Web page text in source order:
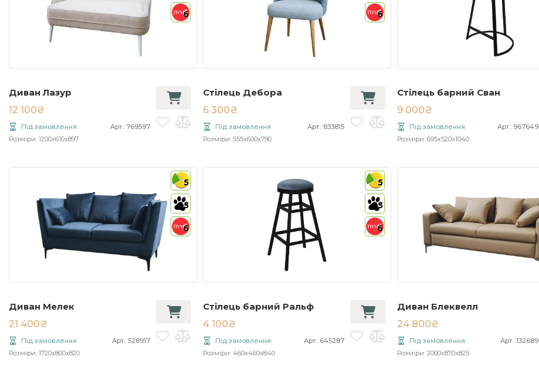
6
Диван Лазур
12 100₴
Арт.: 769597
Під замовлення
Розміри: 1200x610x897
6
Стілець Дебора
6 300₴
Арт.: 833815
Під замовлення
Розміри: 555x600x790
Стілець барний Сван
9 000₴
Арт.: 967649
Під замовлення
Розміри: 695x520x1040
5
5
6
Диван Мелек
21 400₴
Арт.: 528917
Під замовлення
Розміри: 1720x800x820
5
5
6
Стілець барний Ральф
4 100₴
Арт.: 645287
Під замовлення
Розміри: 460x460x840
Диван Блеквелл
24 800₴
Арт.: 132689
Під замовлення
Розміри: 2000x870x825